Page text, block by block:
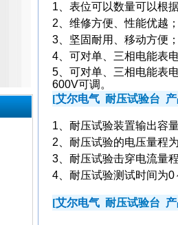
1 、表位可以数量可以根
2、维修方便、性能优越
3、坚固耐用、移动方便
4、可对单、三相电能表
5 、可对单、三相电能表
600V可调。
[艾尔电气 耐压试验台
1 、耐压试验装置输出容
2 、耐压试验的电压量程
3、耐压试验击穿电流量
4、耐压试验测试时间为0
[艾尔电气 耐压试验台